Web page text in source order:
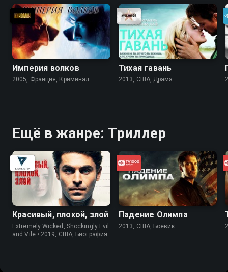
Империя волков
2005, Франция, Криминал
Тихая гавань
2013, США, Драма
Ещё в жанре: Триллер
Красивый, плохой, злой
Extremely Wicked, Shockingly Evil
and Vile • 2019, США, Биография
Падение Олимпа
2013, США, Боевик